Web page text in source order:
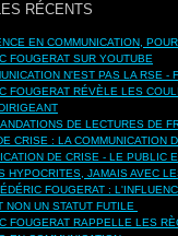
RÉCENTS
EN COMMUNICATION,
FOUGERAT SUR YOUTUBE
N'EST PAS LA RSE -
FOUGERAT RÉVÈLE LES
DE LECTURES DE
CRISE : LA COMMUNICATION
DE CRISE - LE PUBLIC
HYPOCRITES, JAMAIS AVEC
FOUGERAT :
NON UN STATUT FUTILE
FOUGERAT RAPPELLE LES